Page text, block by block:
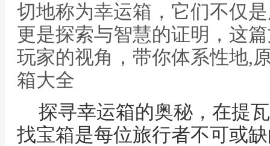
切地称为幸运箱，它们不仅
更是探索与智慧的证明，这
玩家的视角，带你体系性地,
箱大全
探寻幸运箱的奥秘，在提
找宝箱是每位旅行者不可或